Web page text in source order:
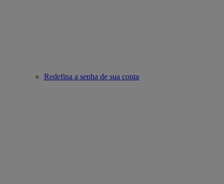
Redefina a senha de sua conta